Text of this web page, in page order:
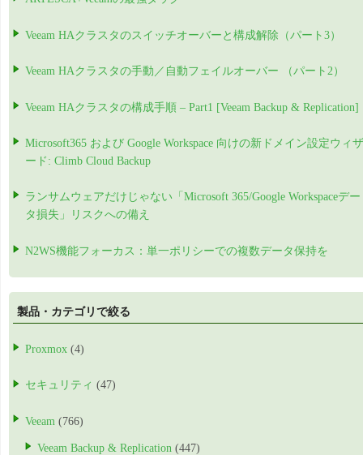
Veeam HAクラスタのスイッチオーバーと構成解除（パート3）
Veeam HAクラスタの手動／自動フェイルオーバー （パート2）
Veeam HAクラスタの構成手順 – Part1 [Veeam Backup & Replication]
Microsoft365 および Google Workspace 向けの新ドメイン設定ウィザ
ード: Climb Cloud Backup
ランサムウェアだけじゃない「Microsoft 365/Google Workspaceデー
タ損失」リスクへの備え
N2WS機能フォーカス：単一ポリシーでの複数データ保持を
製品・カテゴリで絞る
Proxmox (4)
セキュリティ (47)
Veeam (766)
Veeam Backup & Replication (447)